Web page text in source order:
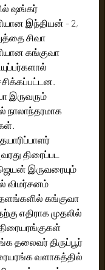
ஷங்கர்
இந்தியன் - 2,
சிவா
கங்குவா
இருவரும்
நாலாந்தரமாக
திரைப்பட
இருவரையும்
விமர்சனம்
கங்குவா
எதிராக முதலில்
தலைவர் திருப்பூர்
வளாகத்தில்